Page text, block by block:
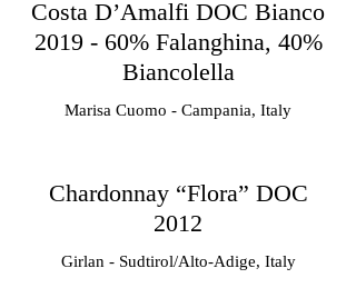
Costa D’Amalfi DOC Bianco
2019 - 60% Falanghina, 40%
Biancolella
Marisa Cuomo - Campania, Italy
Chardonnay “Flora” DOC
2012
Girlan - Sudtirol/Alto-Adige, Italy